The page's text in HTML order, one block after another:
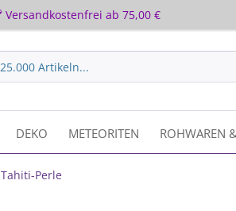
Versandkostenfrei ab 75,00 €
DEKO METEORITEN ROHWAREN
Tahiti-Perle